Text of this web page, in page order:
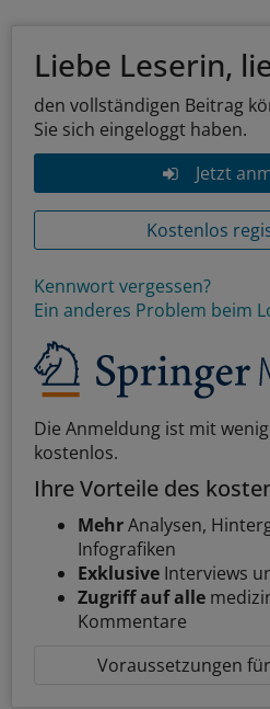
Liebe Leserin,
den vollständigen Beitrag
Sie sich eingeloggt haben.
Jetzt
Kostenlos
Kennwort vergessen?
Ein anderes Problem beim
Die Anmeldung ist mit
kostenlos.
Ihre Vorteile des
MehrAnalysen,
Infografiken
Exklusive Interviews
Zugriff auf alle
Kommentare
Voraussetzungen